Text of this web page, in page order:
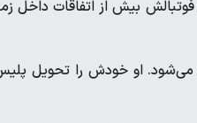
بیش از اتفاقات داخل
او خودش را تحویل پلیس